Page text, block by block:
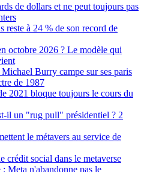
de dollars et ne peut toujours pas
reste à 24 % de son record de
octobre 2026 ? Le modèle qui
Burry campe sur ses paris
de 1987
2021 bloque toujours le cours du
il un "rug pull" présidentiel ? 2
le métavers au service de
crédit social dans le metaverse
Meta n'abandonne pas le